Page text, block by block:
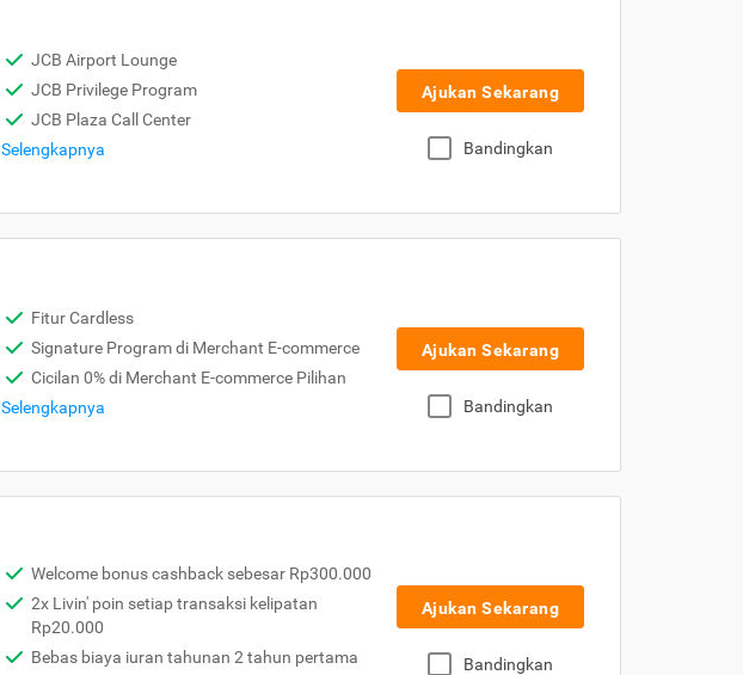
JCB Airport Lounge
JCB Privilege Program
JCB Plaza Call Center
Selengkapnya
Ajukan Sekarang
Bandingkan
Fitur Cardless
Signature Program di Merchant E-commerce
Cicilan 0% di Merchant E-commerce Pilihan
Selengkapnya
Ajukan Sekarang
Bandingkan
Welcome bonus cashback sebesar Rp300.000
2x Livin' poin setiap transaksi kelipatan
Rp20.000
Bebas biaya iuran tahunan 2 tahun pertama
Ajukan Sekarang
Bandingkan